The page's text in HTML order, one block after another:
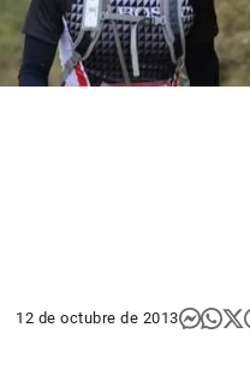
12 de octubre de 2013